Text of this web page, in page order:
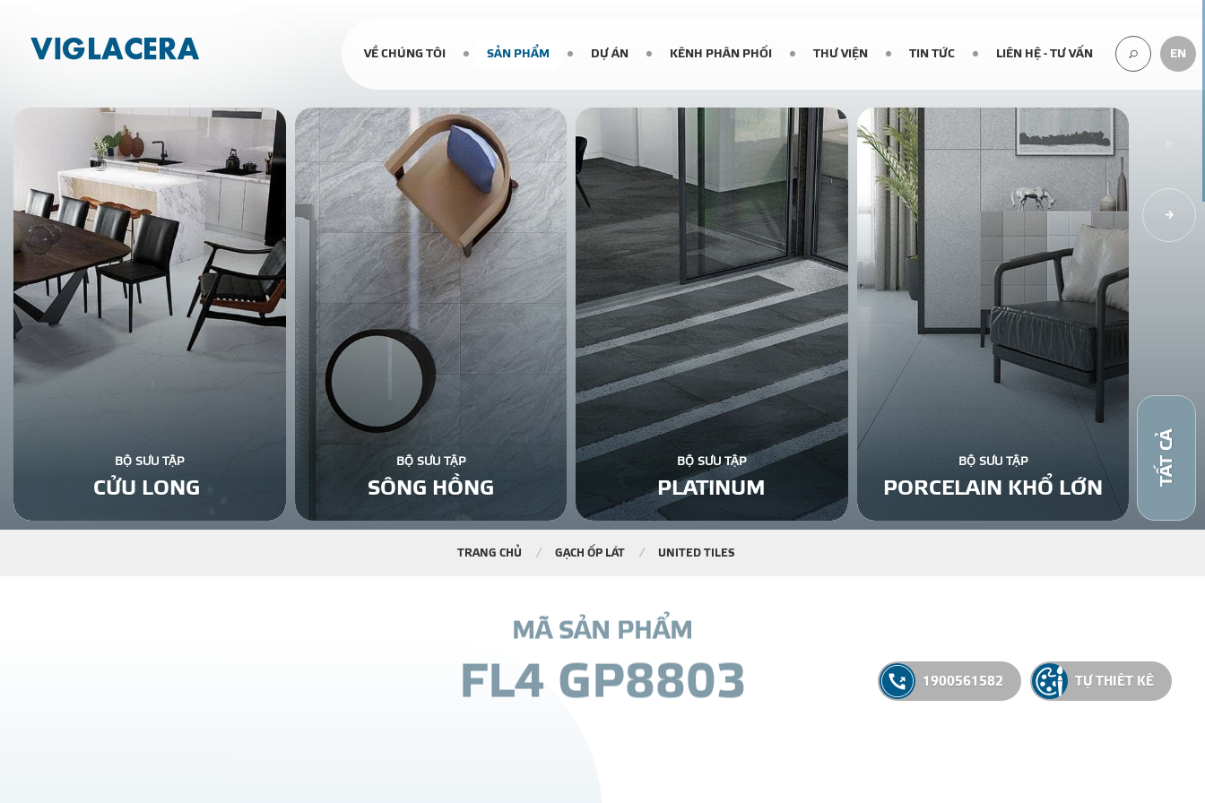
VỀ CHÚNG TÔI SẢN PHẨM DỰ ÁN KÊNH PHÂN PHỐI THƯ VIỆN TIN TỨC LIÊN HỆ - TƯ VẤN EN
1900561582 TỰ THIẾT KẾ
BỘ SƯU TẬP
CỬU LONG
BỘ SƯU TẬP
SÔNG HỒNG
BỘ SƯU TẬP
PLATINUM
BỘ SƯU TẬP
PORCELAIN KHỔ LỚN
TẤT CẢ
TRANG CHỦ GẠCH ỐP LÁT UNITED TILES
MÃ SẢN PHẨM
FL4 GP8803